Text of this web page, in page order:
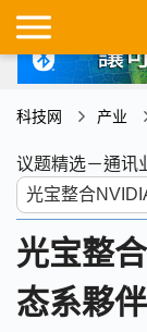
科技网 产业
议题精选－通讯
光宝整
态系夥